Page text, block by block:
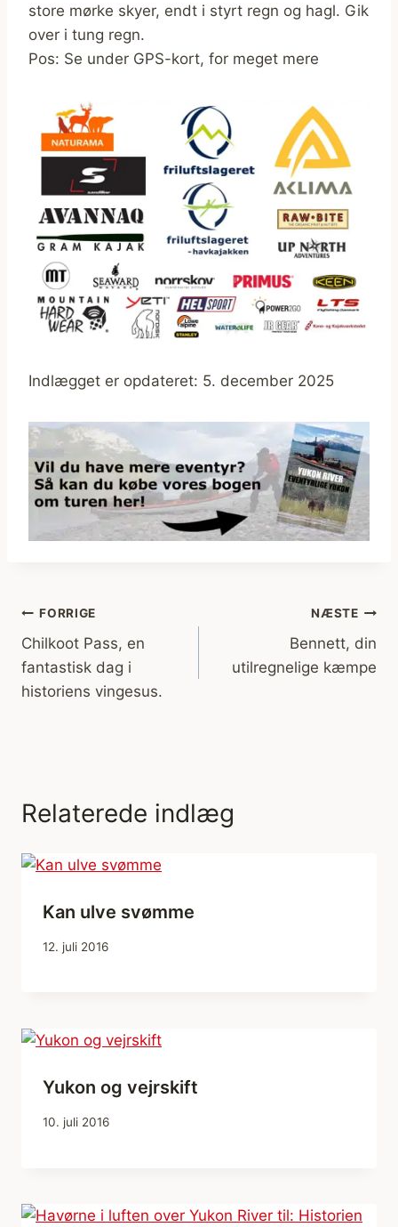
store mørke skyer, endt i styrt regn og hagl. Gik
over i tung regn.
Pos: Se under GPS-kort, for meget mere
Indlægget er opdateret: 5. december 2025
Indlægsnavigation
FORRIGE
Chilkoot Pass, en
fantastisk dag i
historiens vingesus.
NÆSTE
Bennett, din
utilregnelige kæmpe
Relaterede indlæg
Kan ulve svømme
12. juli 2016
Yukon og vejrskift
10. juli 2016